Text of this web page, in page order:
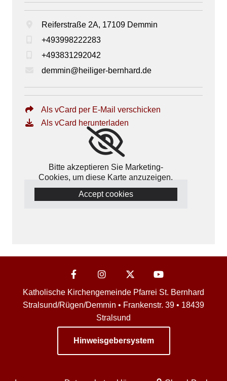
Reiferstraße 2A, 17109 Demmin
+493998222283
+493831292042
demmin@heiliger-bernhard.de
Als vCard per E-Mail verschicken
Als vCard herunterladen
Bitte akzeptieren Sie Marketing-
Cookies, um diese Karte anzuzeigen.
Accept cookies
Katholische Kirchengemeinde Pfarrei St. Bernhard
Stralsund/Rügen/Demmin • Frankenstr. 39 • 18439
Stralsund
Hinweisgebersystem